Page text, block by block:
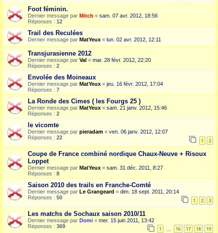
Foot féminin.
Dernier message par Mitch « sam. 07 avr. 2012, 18:56
Réponses : 12
Trail des Reculées
Dernier message par MatYeux « lun. 02 avr. 2012, 12:11
Transjurasienne 2012
Dernier message par Val « mar. 28 févr. 2012, 22:20
Réponses : 2
Envolée des Moineaux
Dernier message par MatYeux « jeu. 16 févr. 2012, 17:04
Réponses : 7
La Ronde des Cimes ( les Fourgs 25 )
Dernier message par MatYeux « sam. 21 janv. 2012, 15:46
Réponses : 2
le vicomte
Dernier message par pieradam « ven. 06 janv. 2012, 12:07
Réponses : 22 1 2
Coupe de France combiné nordique Chaux-Neuve + Risoux
Loppet
Dernier message par MatYeux « sam. 31 déc. 2011, 8:27
Réponses : 8
Saison 2010 des trails en Franche-Comté
Dernier message par Le Grangeard « dim. 18 sept. 2011, 20:14
Réponses : 50 1 2 3
Les matchs de Sochaux saison 2010/11
Dernier message par Domi « mer. 15 juin 2011, 13:42
Réponses : 369 1 16 17 18 19